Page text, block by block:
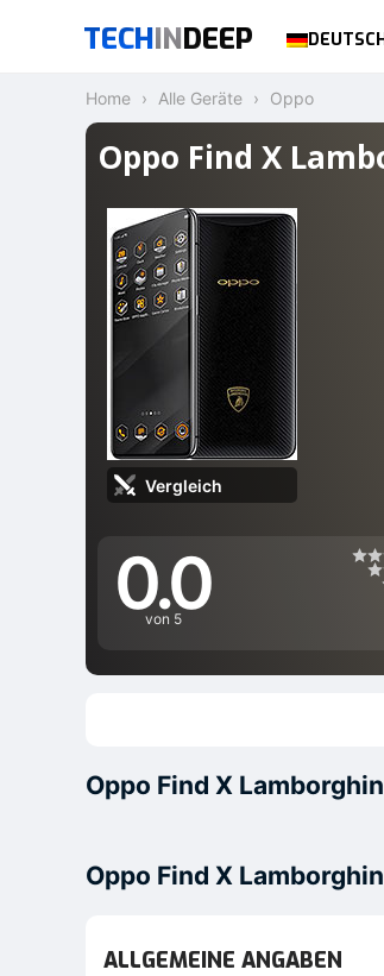
TECHINDEEP
Home Alle Geräte Oppo
Oppo Find X
Vergleich
0.0
von 5
Oppo Find X
Oppo Find X
ALLGEMEINE ANGABEN